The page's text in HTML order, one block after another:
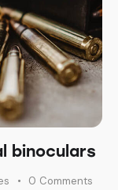
binoculars
0 Comments